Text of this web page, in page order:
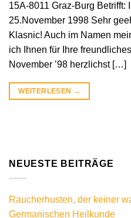
15A-8011 Graz-Burg Betrifft:
25.November 1998 Sehr
Klasnic! Auch im Namen
ich Ihnen für Ihre
November ’98 herzlichst […]
WEITERLESEN →
NEUESTE BEITRÄGE
Raucherhusten, der keiner
Germanischen Heilkunde